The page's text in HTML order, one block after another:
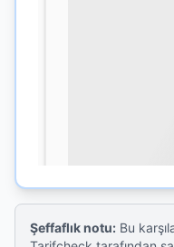
Şeffaflık notu: Bu